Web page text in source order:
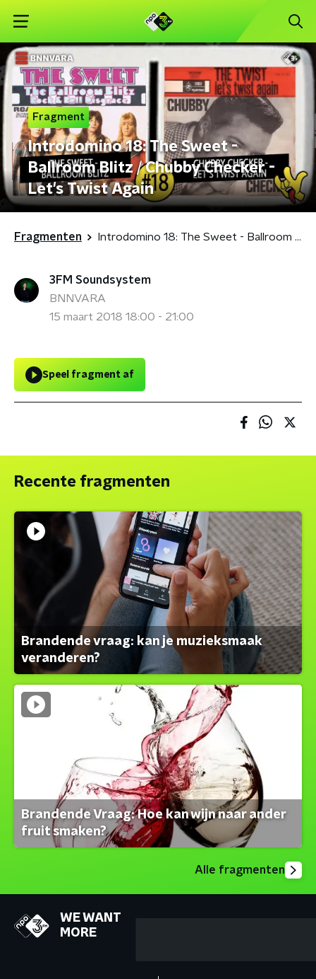
Fragment
Introdomino 18: The Sweet -
Ballroom Blitz / Chubby Checker -
Let's Twist Again
Fragmenten Introdomino 18: The Sweet - Ballroom Blitz / Chubby Checker - Let's Twist Again
3FM Soundsystem
BNNVARA
15 maart 2018 18:00 - 21:00
Speel fragment af
Recente fragmenten
Brandende vraag: kan je muzieksmaak
veranderen?
Brandende Vraag: Hoe kan wijn naar ander
fruit smaken?
Alle fragmenten
WE WANT
MORE